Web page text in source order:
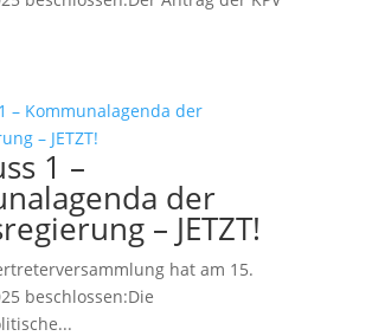
1 –
der
– JETZT!
hat am 15.
beschlossen:Die